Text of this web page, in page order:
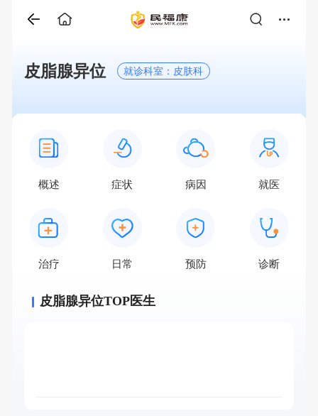
皮脂腺异位 就诊科室：皮肤科
概述 症状 病因 就医
治疗 日常 预防 诊断
皮脂腺异位TOP医生